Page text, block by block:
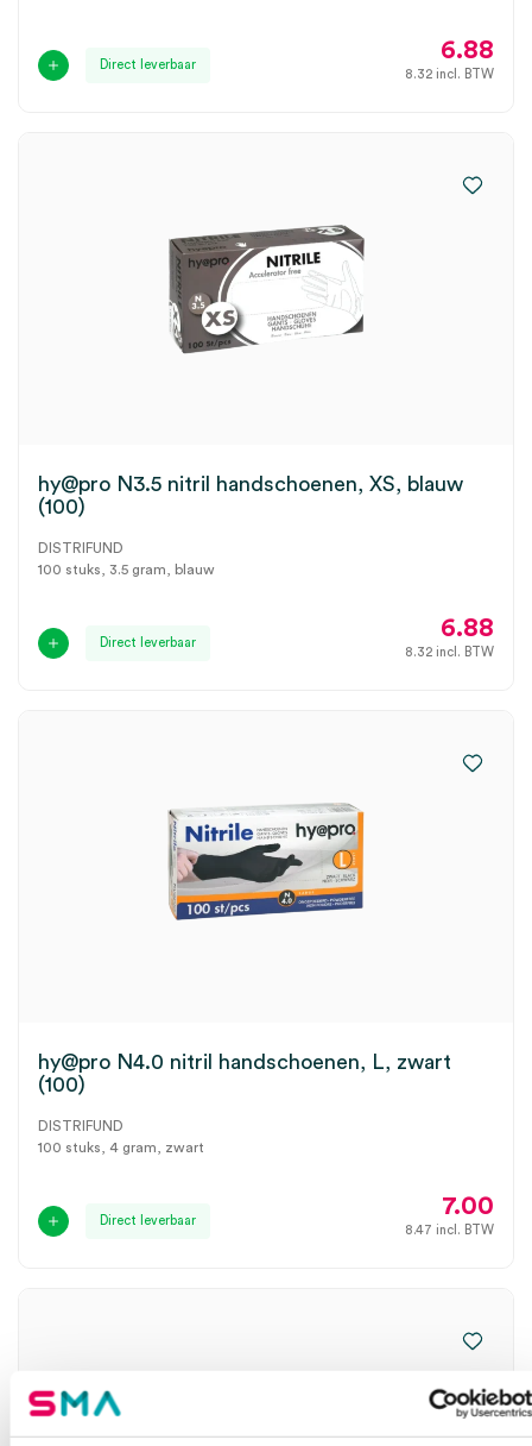
Direct leverbaar
6.88
8.32 incl. BTW
hy@pro N3.5 nitril handschoenen, XS, blauw
(100)
DISTRIFUND
100 stuks, 3.5 gram, blauw
Direct leverbaar
6.88
8.32 incl. BTW
hy@pro N4.0 nitril handschoenen, L, zwart
(100)
DISTRIFUND
100 stuks, 4 gram, zwart
Direct leverbaar
7.00
8.47 incl. BTW